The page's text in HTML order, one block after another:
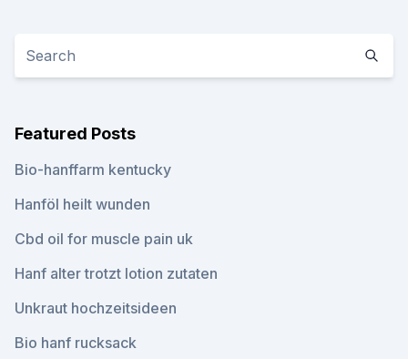
Featured Posts
Bio-hanffarm kentucky
Hanföl heilt wunden
Cbd oil for muscle pain uk
Hanf alter trotzt lotion zutaten
Unkraut hochzeitsideen
Bio hanf rucksack